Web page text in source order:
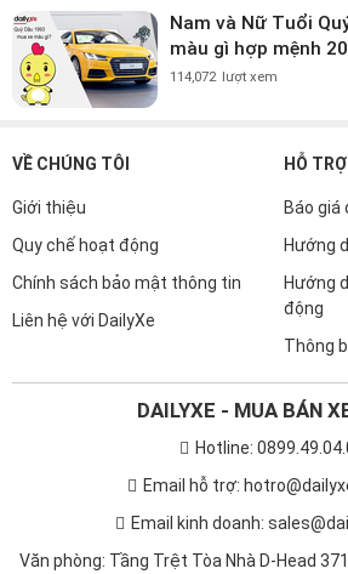
Nam và Nữ Tuổi
màu gì hợp mệnh
114,072 lượt xem
VỀ CHÚNG TÔI
Giới thiệu
Quy chế hoạt động
Chính sách bảo mật thông tin
Liên hệ với DailyXe
HỖ
Báo giá
Hướng
Hướng
động
Thông
DAILYXE - MUA BÁN
Hotline:
Email hỗ trợ:
Email kinh doanh:
Văn phòng: Tầng Trệt Tòa Nhà D-Head